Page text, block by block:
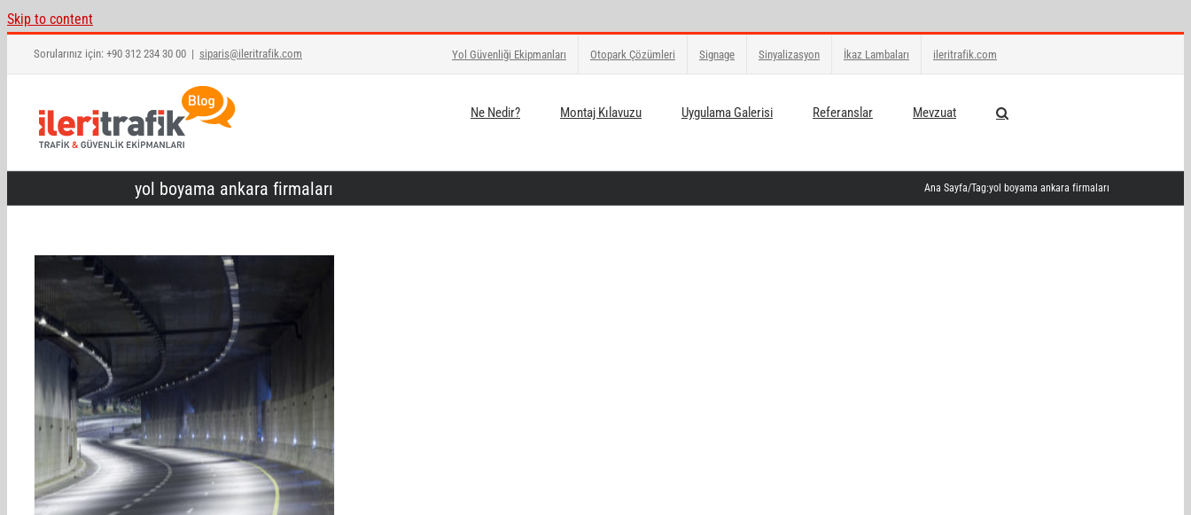
Skip to content
Sorularınız için: +90 312 234 30 00 | siparis@ileritrafik.com Yol Güvenliği Ekipmanları Otopark Çözümleri Signage Sinyalizasyon İkaz Lambaları ileritrafik.com
Ne Nedir? Montaj Kılavuzu Uygulama Galerisi Referanslar Mevzuat
yol boyama ankara firmaları Ana Sayfa/Tag:yol boyama ankara firmaları